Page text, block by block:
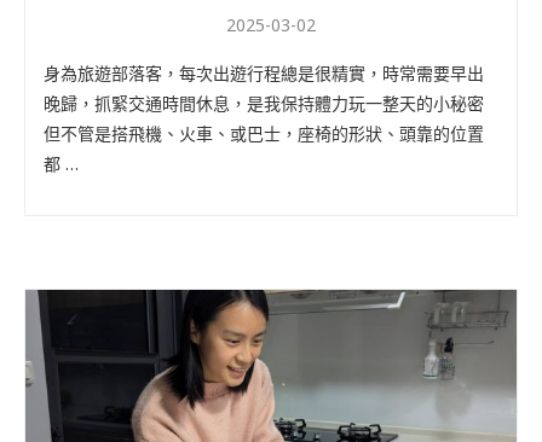
2025-03-02
身為旅遊部落客，每次出遊行程總是很精實，時常需要早出
晚歸，抓緊交通時間休息，是我保持體力玩一整天的小秘密
但不管是搭飛機、火車、或巴士，座椅的形狀、頭靠的位置
都 …